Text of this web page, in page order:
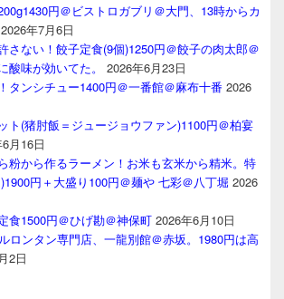
円＠ビストロガブリ＠大門、13時からカ
2026年7月6日
さない！餃子定食(9個)1250円＠餃子の肉太郎＠
酸味が効いてた。
2026年6月23日
タンシチュー1400円＠一番館＠麻布十番 2026
ト(猪肘飯＝ジュージョウファン)1100円＠柏宴
月16日
粉から作るラーメン！お米も玄米から精米。特
円＋大盛り100円＠麺や 七彩＠八丁堀 2026
食1500円＠ひげ勘＠神保町 2026年6月10日
ロンタン専門店、一龍別館＠赤坂。1980円は高
2日